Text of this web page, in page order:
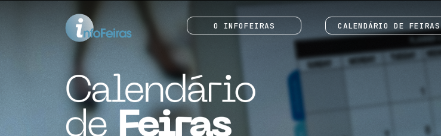
O INFOFEIRAS CALENDÁRIO DE FEIRAS